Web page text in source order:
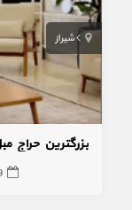
شیراز
بزرگترین حراج مبل
9